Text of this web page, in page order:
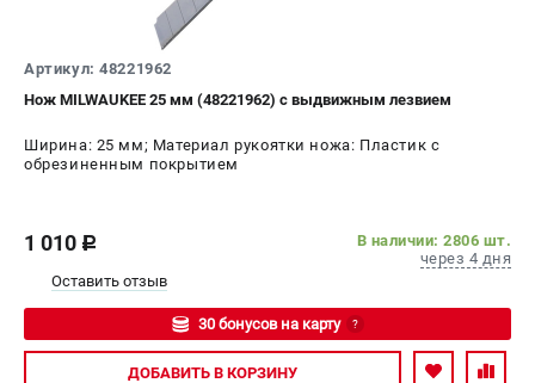
Артикул: 48221962
Нож MILWAUKEE 25 мм (48221962) с выдвижным лезвием
Ширина: 25 мм; Материал рукоятки ножа: Пластик с
обрезиненным покрытием
1 010 c
В наличии: 2806 шт.
через 4 дня
Оставить отзыв
30 бонусов на карту ?
Авторизуйтесь
ДОБАВИТЬ В КОРЗИНУ